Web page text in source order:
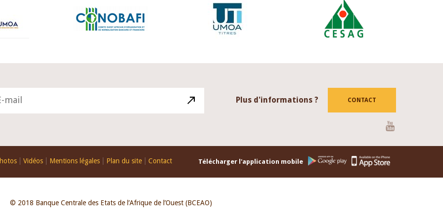
Plus d'informations ? CONTACT
Vidéos Mentions légales Plan du site Contact Télécharger l'application mobile
© 2018 Banque Centrale des Etats de l’Afrique de l’Ouest (BCEAO)